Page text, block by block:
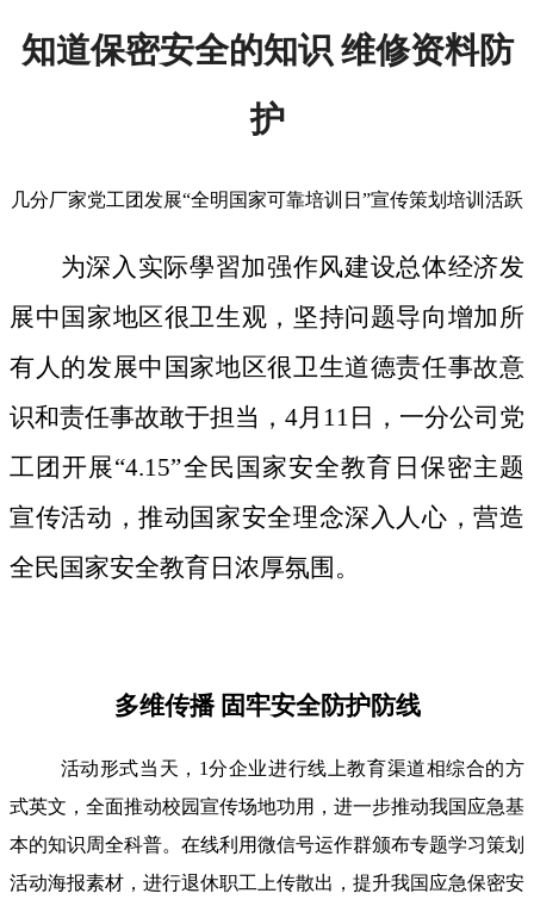
知道保密安全的知识 维修资料防
护
几分厂家党工团发展“全明国家可靠培训日”宣传策划培训活跃
为深入实际學習加强作风建设总体经济发
展中国家地区很卫生观，坚持问题导向增加所
有人的发展中国家地区很卫生道德责任事故意
识和责任事故敢于担当，4月11日，一分公司党
工团开展“4.15”全民国家安全教育日保密主题
宣传活动，推动国家安全理念深入人心，营造
全民国家安全教育日浓厚氛围。
多维传播 固牢安全防护防线
活动形式当天，1分企业进行线上教育渠道相综合的方
式英文，全面推动校园宣传场地功用，进一步推动我国应急基
本的知识周全科普。在线利用微信号运作群颁布专题学习策划
活动海报素材，进行退休职工上传散出，提升我国应急保密安